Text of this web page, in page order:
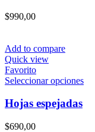
$990,00
Add to compare
Quick view
Favorito
Seleccionar opcionesEste
Hojas espejadas
$690,00